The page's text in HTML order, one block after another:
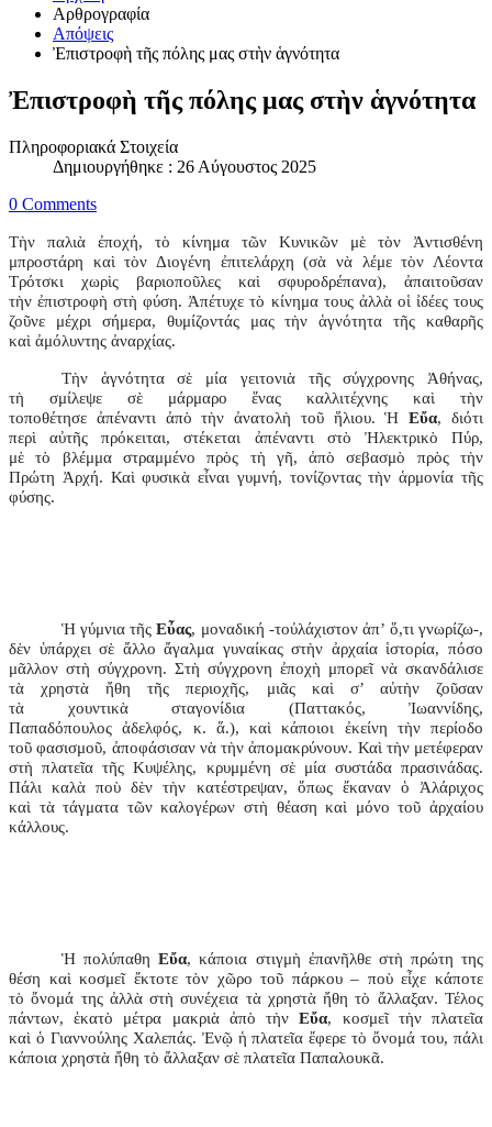
Αρθρογραφία
Απόψεις
Ἐπιστροφὴ τῆς πόλης μας στὴν ἁγνότητα
Ἐπιστροφὴ τῆς πόλης μας στὴν ἁγνότητα
Πληροφοριακά Στοιχεία
Δημιουργήθηκε : 26 Αύγουστος 2025
0 Comments
Τὴν παλιὰ ἐποχή, τὸ κίνημα τῶν Κυνικῶν μὲ τὸν Ἀντισθένη
μπροστάρη καὶ τὸν Διογένη ἐπιτελάρχη (σὰ νὰ λέμε τὸν Λέοντα
Τρότσκι χωρὶς βαριοποῦλες καὶ σφυροδρέπανα), ἀπαιτοῦσαν
τὴν ἐπιστροφὴ στὴ φύση. Ἀπέτυχε τὸ κίνημα τους ἀλλὰ οἱ ἰδέες τους
ζοῦνε μέχρι σήμερα, θυμίζοντάς μας τὴν ἁγνότητα τῆς καθαρῆς
καὶ ἀμόλυντης ἀναρχίας.
Τὴν ἁγνότητα σὲ μία γειτονιὰ τῆς σύγχρονης Ἀθήνας,
τὴ σμίλεψε σὲ μάρμαρο ἕνας καλλιτέχνης καὶ τὴν
τοποθέτησε ἀπέναντι ἀπὸ τὴν ἀνατολὴ τοῦ ἥλιου. Ἡ Εὔα, διότι
περὶ αὐτῆς πρόκειται, στέκεται ἀπέναντι στὸ Ἠλεκτρικὸ Πύρ,
μὲ τὸ βλέμμα στραμμένο πρὸς τὴ γῆ, ἀπὸ σεβασμὸ πρὸς τὴν
Πρώτη Ἀρχή. Καὶ φυσικὰ εἶναι γυμνή, τονίζοντας τὴν ἁρμονία τῆς
φύσης.
Ἡ γύμνια τῆςΕὖας, μοναδική -τοὐλάχιστον ἀπ’ ὅ,τι γνωρίζω-,
δὲν ὑπάρχει σὲ ἄλλο ἄγαλμα γυναίκας στὴν ἀρχαία ἱστορία, πόσο
μᾶλλον στὴ σύγχρονη. Στὴ σύγχρονη ἐποχὴ μπορεῖ νὰ σκανδάλισε
τὰ χρηστὰ ἤθη τῆς περιοχῆς, μιᾶς καὶ σ’ αὐτὴν ζοῦσαν
τὰ χουντικὰ σταγονίδια (Παττακός, Ἰωαννίδης,
Παπαδόπουλος ἀδελφός, κ. ἅ.), καὶ κάποιοι ἐκείνη τὴν περίοδο
τοῦ φασισμοῦ, ἀποφάσισαν νὰ τὴν ἀπομακρύνουν. Καὶ τὴν μετέφεραν
στὴ πλατεῖα τῆς Κυψέλης, κρυμμένη σὲ μία συστάδα πρασινάδας.
Πάλι καλὰ ποὺ δὲν τὴν κατέστρεψαν, ὅπως ἔκαναν ὁ Ἀλάριχος
καὶ τὰ τάγματα τῶν καλογέρων στὴ θέαση καὶ μόνο τοῦ ἀρχαίου
κάλλους.
Ἡ πολύπαθηΕὔα, κάποια στιγμὴ ἐπανῆλθε στὴ πρώτη της
θέση καὶ κοσμεῖ ἔκτοτε τὸν χῶρο τοῦ πάρκου – ποὺ εἶχε κάποτε
τὸ ὄνομά της ἀλλὰ στὴ συνέχεια τὰ χρηστὰ ἤθη τὸ ἄλλαξαν. Τέλος
πάντων, ἑκατὸ μέτρα μακριὰ ἀπὸ τὴνΕὔα, κοσμεῖ τὴν πλατεῖα
καὶ ὁ Γιαννούλης Χαλεπάς. Ἐνῷ ἡ πλατεῖα ἔφερε τὸ ὄνομά του, πάλι
κάποια χρηστὰ ἤθη τὸ ἄλλαξαν σὲ πλατεῖα Παπαλουκᾶ.